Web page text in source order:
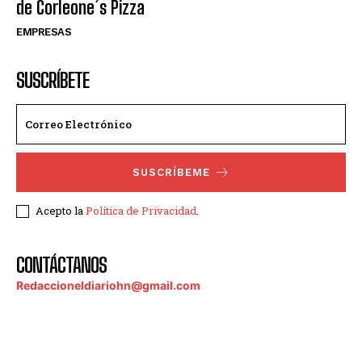
de Corleone´s Pizza
EMPRESAS
SUSCRÍBETE
SUSCRÍBEME
Acepto laPolítica de Privacidad.
CONTÁCTANOS
Redaccioneldiariohn@gmail.com